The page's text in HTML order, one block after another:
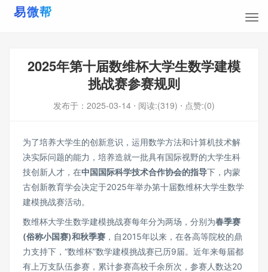
2025年第十届数维杯大学生数学建模
挑战赛参赛规则
发布于： 2025-03-14 ⋅ 阅读:(319) ⋅ 点赞:(0)
为了培养大学生的创新意识，运用数学方法和计算机技术解
决实际问题的能力，培养造就一批具有国际视野的大学生科
技创新人才，在中国国际科学技术合作协会的指导下，内蒙
古创新教育学会决定于2025年举办第十届数维杯大学生数学
建模挑战赛活动。
数维杯大学生数学建模挑战赛每年分为两场，分别为春季赛
(俗称小国赛)和秋季赛 ，自2015年以来，在各高等院校的鼎
力支持下，“数维杯”数学建模挑战赛已历9届。近年来每届都
有上万支队伍参赛，累计参赛高校千余所次，参赛人数达20